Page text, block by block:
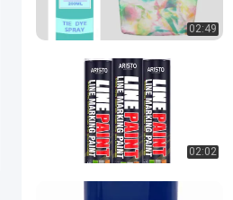
02:49
02:02